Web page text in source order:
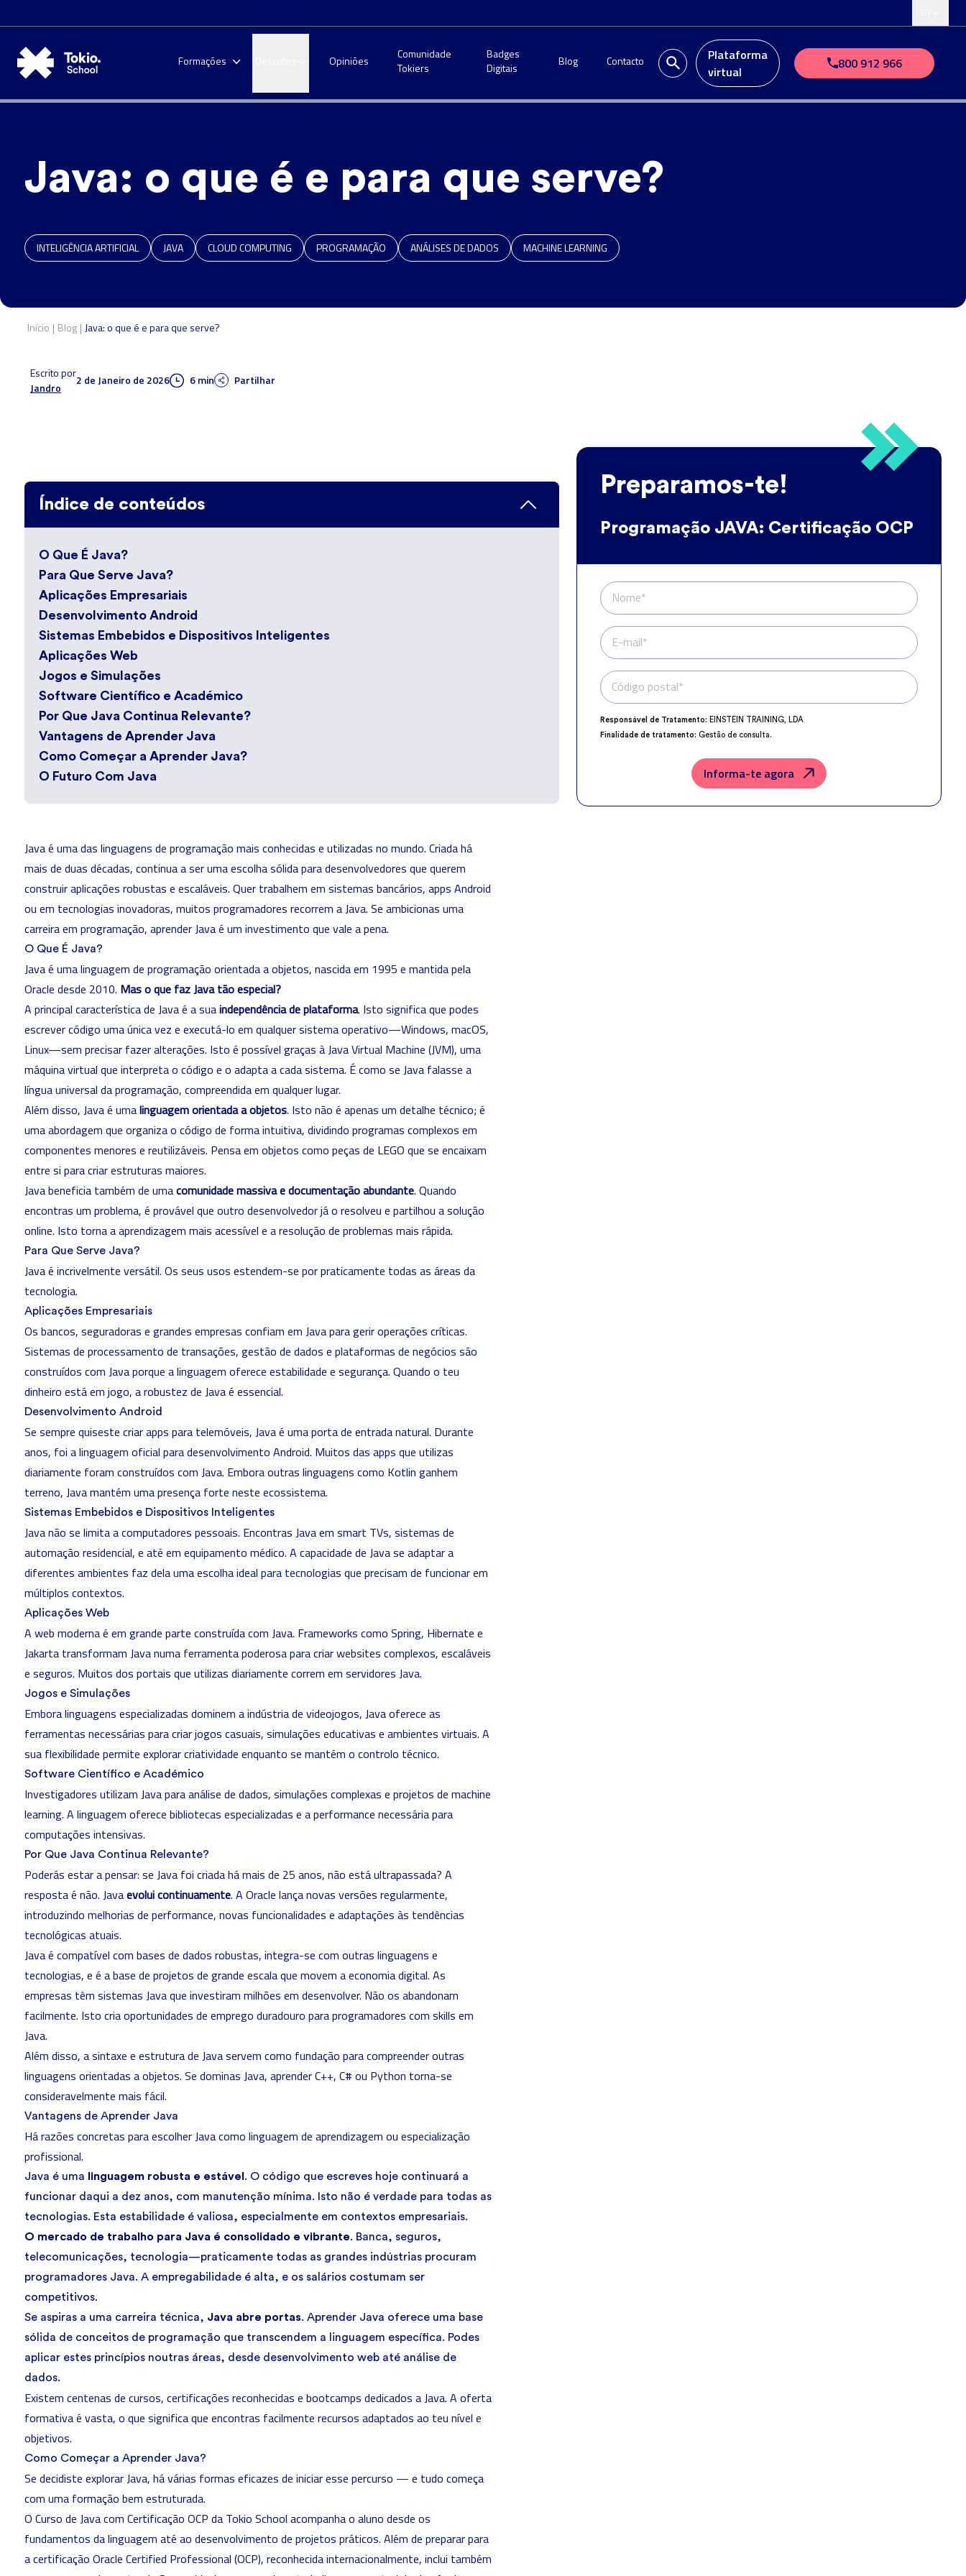
Formações Opiniões
Comunidade
Tokiers
Badges
Digitais
Blog Contacto
Plataforma
virtual
800 912 966
Java: o que é e para que serve?
INTELIGÊNCIA ARTIFICIAL JAVA CLOUD COMPUTING PROGRAMAÇÃO ANÁLISES DE DADOS MACHINE LEARNING
Início | Blog | Java: o que é e para que serve?
Escrito por
Jandro
2 de Janeiro de 2026 6 min Partilhar
Índice de conteúdos
O Que É Java?
Para Que Serve Java?
Aplicações Empresariais
Desenvolvimento Android
Sistemas Embebidos e Dispositivos Inteligentes
Aplicações Web
Jogos e Simulações
Software Científico e Académico
Por Que Java Continua Relevante?
Vantagens de Aprender Java
Como Começar a Aprender Java?
O Futuro Com Java
Java é uma das linguagens de programação mais conhecidas e utilizadas no mundo. Criada há
mais de duas décadas, continua a ser uma escolha sólida para desenvolvedores que querem
construir aplicações robustas e escaláveis. Quer trabalhem em sistemas bancários, apps Android
ou em tecnologias inovadoras, muitos programadores recorrem a Java. Se ambicionas uma
carreira em programação, aprender Java é um investimento que vale a pena.
O Que É Java?
Java é uma linguagem de programação orientada a objetos, nascida em 1995 e mantida pela
Oracle desde 2010. Mas o que faz Java tão especial?
A principal característica de Java é a suaindependência de plataforma. Isto significa que podes
escrever código uma única vez e executá-lo em qualquer sistema operativo—Windows, macOS,
Linux—sem precisar fazer alterações. Isto é possível graças à Java Virtual Machine (JVM), uma
máquina virtual que interpreta o código e o adapta a cada sistema. É como se Java falasse a
língua universal da programação, compreendida em qualquer lugar.
Além disso, Java é umalinguagem orientada a objetos. Isto não é apenas um detalhe técnico; é
uma abordagem que organiza o código de forma intuitiva, dividindo programas complexos em
componentes menores e reutilizáveis. Pensa em objetos como peças de LEGO que se encaixam
entre si para criar estruturas maiores.
Java beneficia também de umacomunidade massiva e documentação abundante. Quando
encontras um problema, é provável que outro desenvolvedor já o resolveu e partilhou a solução
online. Isto torna a aprendizagem mais acessível e a resolução de problemas mais rápida.
Para Que Serve Java?
Java é incrivelmente versátil. Os seus usos estendem-se por praticamente todas as áreas da
tecnologia.
Aplicações Empresariais
Os bancos, seguradoras e grandes empresas confiam em Java para gerir operações críticas.
Sistemas de processamento de transações, gestão de dados e plataformas de negócios são
construídos com Java porque a linguagem oferece estabilidade e segurança. Quando o teu
dinheiro está em jogo, a robustez de Java é essencial.
Desenvolvimento Android
Se sempre quiseste criar apps para telemóveis, Java é uma porta de entrada natural. Durante
anos, foi a linguagem oficial para desenvolvimento Android. Muitos das apps que utilizas
diariamente foram construídos com Java. Embora outras linguagens como Kotlin ganhem
terreno, Java mantém uma presença forte neste ecossistema.
Sistemas Embebidos e Dispositivos Inteligentes
Java não se limita a computadores pessoais. Encontras Java em smart TVs, sistemas de
automação residencial, e até em equipamento médico. A capacidade de Java se adaptar a
diferentes ambientes faz dela uma escolha ideal para tecnologias que precisam de funcionar em
múltiplos contextos.
Aplicações Web
A web moderna é em grande parte construída com Java. Frameworks como Spring, Hibernate e
Jakarta transformam Java numa ferramenta poderosa para criar websites complexos, escaláveis
e seguros. Muitos dos portais que utilizas diariamente correm em servidores Java.
Jogos e Simulações
Embora linguagens especializadas dominem a indústria de videojogos, Java oferece as
ferramentas necessárias para criar jogos casuais, simulações educativas e ambientes virtuais. A
sua flexibilidade permite explorar criatividade enquanto se mantém o controlo técnico.
Software Científico e Académico
Investigadores utilizam Java para análise de dados, simulações complexas e projetos de machine
learning. A linguagem oferece bibliotecas especializadas e a performance necessária para
computações intensivas.
Por Que Java Continua Relevante?
Poderás estar a pensar: se Java foi criada há mais de 25 anos, não está ultrapassada? A
resposta é não. Javaevolui continuamente. A Oracle lança novas versões regularmente,
introduzindo melhorias de performance, novas funcionalidades e adaptações às tendências
tecnológicas atuais.
Java é compatível com bases de dados robustas, integra-se com outras linguagens e
tecnologias, e é a base de projetos de grande escala que movem a economia digital. As
empresas têm sistemas Java que investiram milhões em desenvolver. Não os abandonam
facilmente. Isto cria oportunidades de emprego duradouro para programadores com skills em
Java.
Além disso, a sintaxe e estrutura de Java servem como fundação para compreender outras
linguagens orientadas a objetos. Se dominas Java, aprender C++, C# ou Python torna-se
consideravelmente mais fácil.
Vantagens de Aprender Java
Há razões concretas para escolher Java como linguagem de aprendizagem ou especialização
profissional.
Java é uma linguagem robusta e estável . O código que escreves hoje continuará a
funcionar daqui a dez anos, com manutenção mínima. Isto não é verdade para todas as
tecnologias. Esta estabilidade é valiosa, especialmente em contextos empresariais.
O mercado de trabalho para Java é consolidado e vibrante. Banca, seguros,
telecomunicações, tecnologia—praticamente todas as grandes indústrias procuram
programadores Java. A empregabilidade é alta, e os salários costumam ser
competitivos.
Se aspiras a uma carreira técnica, Java abre portas. Aprender Java oferece uma base
sólida de conceitos de programação que transcendem a linguagem específica. Podes
aplicar estes princípios noutras áreas, desde desenvolvimento web até análise de
dados.
Existem centenas de cursos, certificações reconhecidas e bootcamps dedicados a Java. A oferta
formativa é vasta, o que significa que encontras facilmente recursos adaptados ao teu nível e
objetivos.
Como Começar a Aprender Java?
Se decidiste explorar Java, há várias formas eficazes de iniciar esse percurso — e tudo começa
com uma formação bem estruturada.
O Curso de Java com Certificação OCP da Tokio School acompanha o aluno desde os
fundamentos da linguagem até ao desenvolvimento de projetos práticos. Além de preparar para
a certificação Oracle Certified Professional (OCP), reconhecida internacionalmente, inclui também
Preparamos-te!
Programação JAVA: Certificação OCP
Nome*
E-mail*
Telefone*
Código postal*
Responsável de Tratamento: EINSTEIN TRAINING, LDA
Finalidade de tratamento: Gestão de consulta.
Nenhum dado será transferido, exceto por obrigação legal.
aceder, retificar e excluir os dados, bem como outros direitos, conforme o
Política de Privacidade.
Informa-te agora